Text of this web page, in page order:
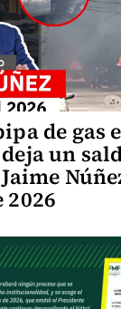
de gas
un
2026